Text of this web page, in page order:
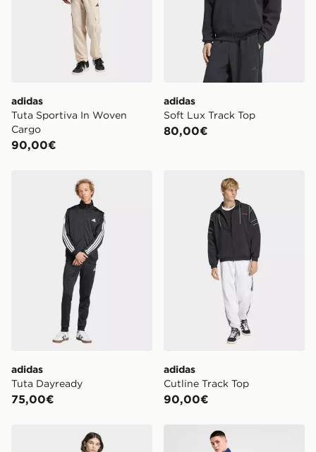
adidas
Tuta Sportiva In Woven
Cargo
90,00€
adidas
Soft Lux Track Top
80,00€
adidas Tuta Dayready
adidas
Tuta Dayready
75,00€
adidas Cutline Track Top
adidas
Cutline Track Top
90,00€
adidas Tuta Woven 3‑Stripes adidas Tuta Woven